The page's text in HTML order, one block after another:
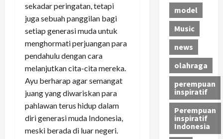
sekadar peringatan, tetapi
juga sebuah panggilan bagi
setiap generasi muda untuk
menghormati perjuangan para
pendahulu dengan cara
melanjutkan cita-cita mereka.
Ayu berharap agar semangat
juang yang diwariskan para
pahlawan terus hidup dalam
diri generasi muda Indonesia,
meski berada di luar negeri.
model
Music
news
olahraga
perempuan
inspiratif
Perempuan
inspiratif
Indonesia